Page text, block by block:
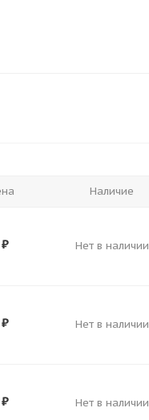
Наличие
₽ Нет в наличии
₽ Нет в наличии
₽ Нет в наличии